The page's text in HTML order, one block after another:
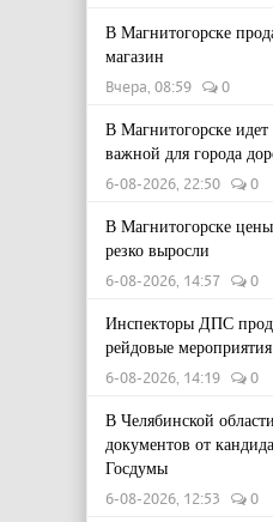
В Магнитогорске
магазин
Вчера, 08:59 0
В Магнитогорске идет
важной для города
6-08-2026, 22:50 0
В Магнитогорске
резко выросли
6-08-2026, 14:57 0
Инспекторы ДПС
рейдовые мероприятия
6-08-2026, 14:19 0
В Челябинской
документов от
Госдумы
6-08-2026, 12:53 0